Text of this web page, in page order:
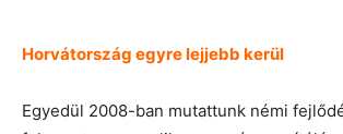
Horvátország egyre lejjebb kerül
Egyedül 2008-ban mutattunk némi